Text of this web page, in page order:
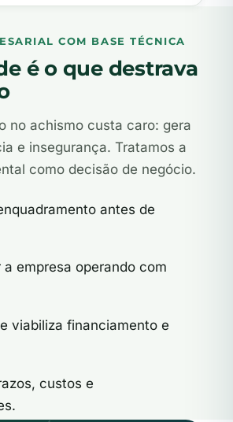
COM BASE TÉCNICA
é o que destrava
no achismo custa caro: gera
e insegurança. Tratamos a
como decisão de negócio.
antes de
a empresa operando com
viabiliza financiamento e
custos e